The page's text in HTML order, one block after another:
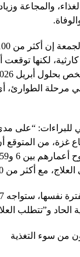
والمجاعة
لكنها توقعت
في مرحلة
غزة، من المتوقع
أكثر من 31,000 حالة خطيرة”.
و”تتطلب
من سوء التغذية